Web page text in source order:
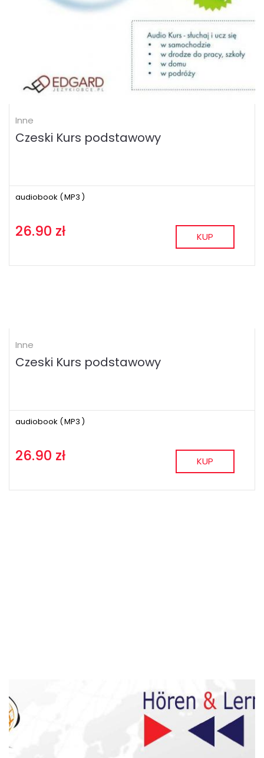
Inne
Czeski Kurs podstawowy
audiobook (MP3 )
26.90 zł KUP
Inne
Czeski Kurs podstawowy
audiobook (MP3 )
26.90 zł KUP